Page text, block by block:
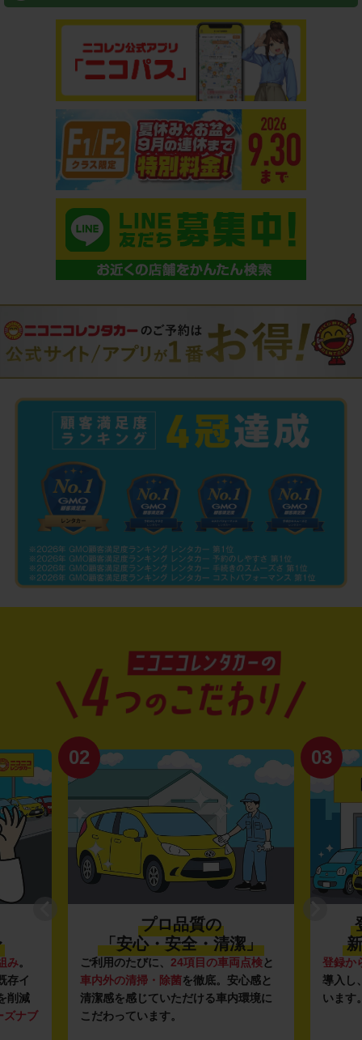
検と
感と
境に
03
登録から4年未満の
新しい車がいっぱい♪
登録から4年未満の新しいクルマを多数
導入し、快適な車両の提供を追求して
います。もちろん追加料金は0円です。
04
全
全国47
駅チカ
店舗で